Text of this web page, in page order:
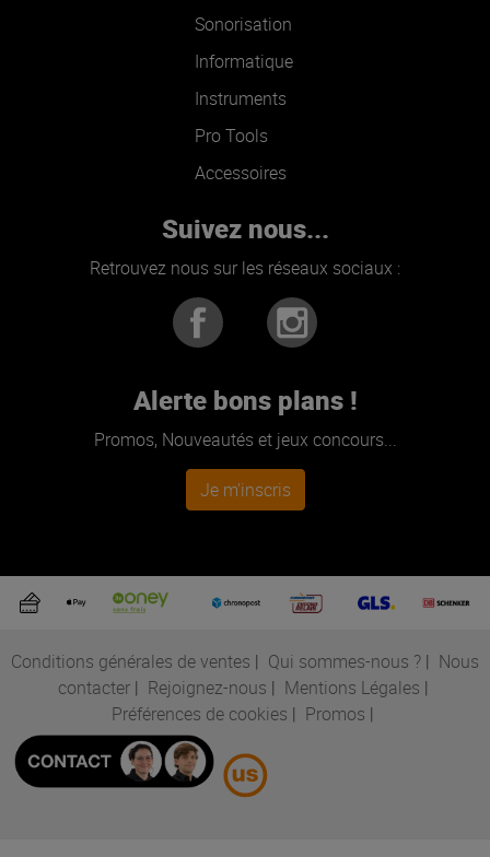
Sonorisation
Informatique
Instruments
Pro Tools
Accessoires
Suivez nous...
Retrouvez nous sur les réseaux sociaux :
Alerte bons plans !
Promos, Nouveautés et jeux concours...
Je m'inscris
Conditions générales de ventes | Qui sommes-nous ? | Nous
contacter| Rejoignez-nous | Mentions Légales |
Préférences de cookies | Promos |